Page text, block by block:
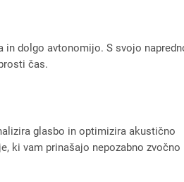
in dolgo avtonomijo. S svojo
čas.
glasbo in optimizira akustično
ki vam prinašajo nepozabno zvočno